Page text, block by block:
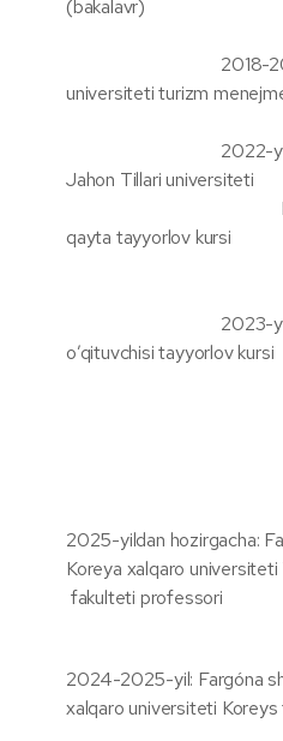
(bakalavr)
2018-2021-yil
universiteti turizm
2022-yil:
Jahon Tillari universiteti
Koreys tili
qayta
2023-yil:
o’qituvchisi tayyorlov kursi
Mehnat
2025-yildan hozirgacha:
Koreya xalqaro
fakulteti professori
2024-2025-yil: Fargóna
xalqaro universiteti